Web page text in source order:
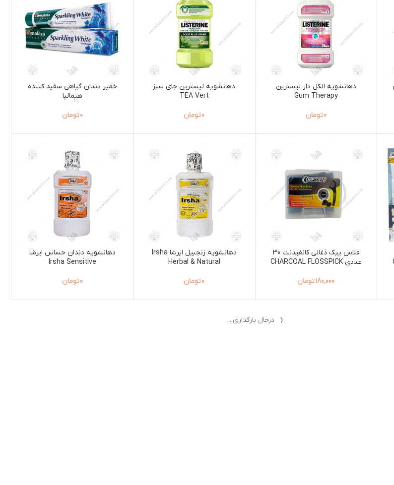
دهانشویه الکل دار لیسترین
Gum Therapy
0تومان
دهانشویه لیسترین چای سبز
TEA Vert
0تومان
خمیر دندان گیاهی سفید کننده
هیمالیا
0تومان
فلاس پیک ذغالى کانفیدنت 30
عددی CHARCOAL FLOSSPICK
180,000تومان
دهانشویه زنجبیل ایرشا Irsha
Herbal & Natural
0تومان
دهانشویه دندان حساس ایرشا
Irsha Sensitive
0تومان
درحال بارگذاری...